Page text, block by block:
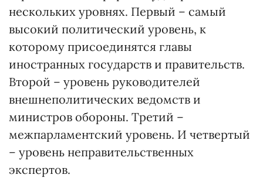
нескольких уровнях. Первый – самый
высокий политический уровень, к
которому присоединятся главы
иностранных государств и правительств.
Второй – уровень руководителей
внешнеполитических ведомств и
министров обороны. Третий –
межпарламентский уровень. И четвертый
– уровень неправительственных
экспертов.